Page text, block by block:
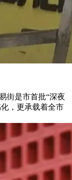
街是市首批“深夜
，更承载着全市